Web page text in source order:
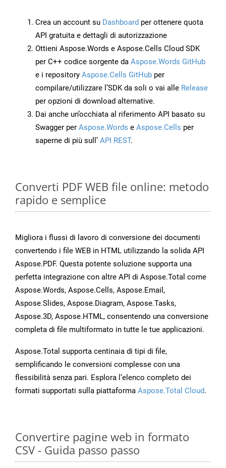
Crea un account su Dashboard per ottenere quota
API gratuita e dettagli di autorizzazione
Ottieni Aspose.Words e Aspose.Cells Cloud SDK
per C++ codice sorgente da Aspose.Words GitHub
e i repository Aspose.Cells GitHub per
compilare/utilizzare l’SDK da soli o vai alle Release
per opzioni di download alternative.
Dai anche un’occhiata al riferimento API basato su
Swagger per Aspose.Words e Aspose.Cells per
saperne di più sull’ API REST.
Converti PDF WEB file online: metodo
rapido e semplice
Migliora i flussi di lavoro di conversione dei documenti
convertendo i file WEB in HTML utilizzando la solida API
Aspose.PDF. Questa potente soluzione supporta una
perfetta integrazione con altre API di Aspose.Total come
Aspose.Words, Aspose.Cells, Aspose.Email,
Aspose.Slides, Aspose.Diagram, Aspose.Tasks,
Aspose.3D, Aspose.HTML, consentendo una conversione
completa di file multiformato in tutte le tue applicazioni.
Aspose.Total supporta centinaia di tipi di file,
semplificando le conversioni complesse con una
flessibilità senza pari. Esplora l’elenco completo dei
formati supportati sulla piattaforma Aspose.Total Cloud.
Convertire pagine web in formato
CSV - Guida passo passo